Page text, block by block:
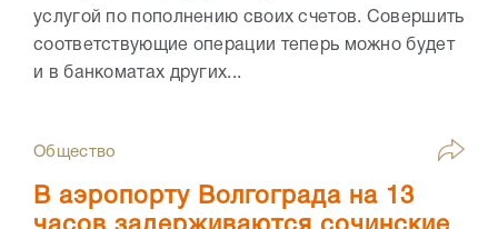
услугой по пополнению своих счетов. Совершить
соответствующие операции теперь можно будет
и в банкоматах других...
Общество
В аэропорту Волгограда на 13